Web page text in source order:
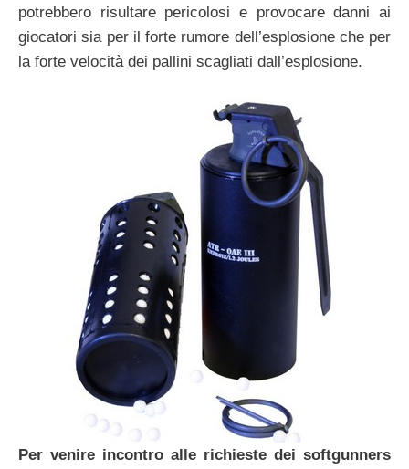
potrebbero risultare pericolosi e provocare danni ai
giocatori sia per il forte rumore dell’esplosione che per
la forte velocità dei pallini scagliati dall’esplosione.
Per venire incontro alle richieste dei softgunners